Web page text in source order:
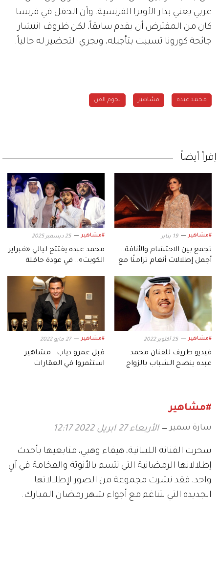
عربي يغني بدار الأوبرا الفرنسية، وأن الحفل في فرنسا
كان من المفترض أن يقدم سابقاً، لكن ظروف انتشار
جائحة كورونا تسببت بتأجيله، ويجري التحضير له حالياً.
محمد عبده مشاهير نجوم الفن
إقرأ أيضاً
#مشاهير 19 يناير
تجمع بين الاحتشام والأناقة..
أجمل إطلالات أنغام تزامنًا مع
#مشاهير 25 ديسمبر 2025
محمد عبده يفتتح ليالي «فبراير
الكويت».. في عودة حافلة
#مشاهير 25 أكتوبر 2022
فيديو طريف للفنان محمد
عبده ينصح الشباب بالزواج
#مشاهير 27 مايو 2022
قبل عمرو دياب.. مشاهير
استثمروا في العقارات
#مشاهير
سارة سمير الأربعاء 27 ابريل 2022 12:17
سحرت الفنانة اللبنانية، هيفاء وهبي، متابعيها بأحدث
إطلالاتها الرمضانية التي تتسم بالأنوثة والفخامة في آنٍ
واحد، فقد نشرت مجموعة من الصور لإطلالاتها
الجديدة التي تتناغم مع أجواء شهر رمضان المبارك.